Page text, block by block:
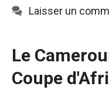
Laisser un
Le
Coupe